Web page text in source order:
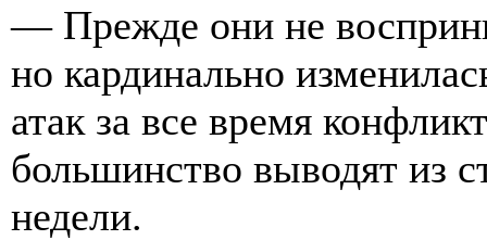
— Прежде они не
но кардинально
атак за все время
большинство выводят из
недели.